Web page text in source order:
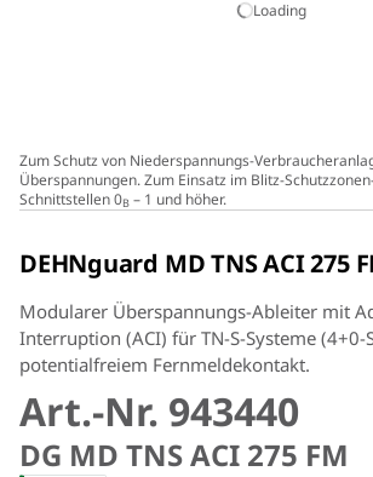
Loading
Zum Schutz von Niederspannungs-
Überspannungen. Zum Einsatz im Blitz-
Schnittstellen 0B – 1 und höher.
*)Die Verdrahtung aller aktiven Leiter ist
DEHNguard MD TNS ACI 275
Modularer Überspannungs-Ableiter mit
Interruption (ACI) für TN-S-Systeme
potentialfreiem Fernmeldekontakt.
Art.-Nr. 943440
DG MD TNS ACI 275 FM